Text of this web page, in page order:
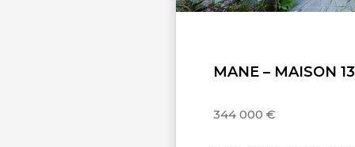
MANE – MAISON
344 000 €